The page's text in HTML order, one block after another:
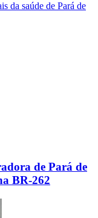
da saúde de Pará de
de Pará de
BR-262